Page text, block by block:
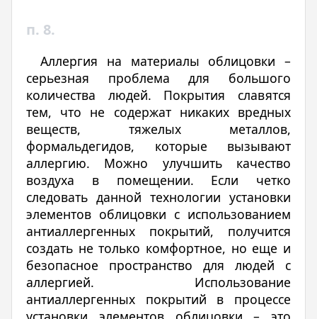
п. 8.
Аллергия на материалы облицовки –
серьезная проблема для большого
количества людей. Покрытия славятся
тем, что не содержат никаких вредных
веществ, тяжелых металлов,
формальдегидов, которые вызывают
аллергию. Можно улучшить качество
воздуха в помещении. Если четко
следовать данной технологии установки
элементов облицовки с использованием
антиаллергенных покрытий, получится
создать не только комфортное, но еще и
безопасное пространство для людей с
аллергией. Использование
антиаллергенных покрытий в процессе